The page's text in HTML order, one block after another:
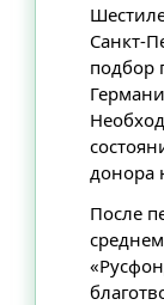
Санкт-
подбор
донора
После